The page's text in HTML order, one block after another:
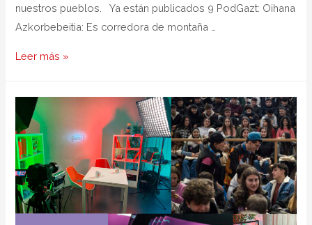
nuestros pueblos. Ya están publicados 9 PodGazt: Oihana
Azkorbebeitia: Es corredora de montaña …
Leer más »